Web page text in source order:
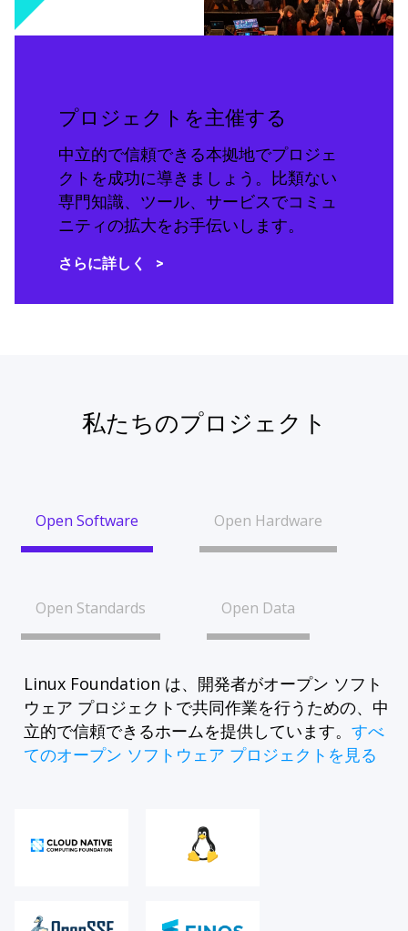
プロジェクトを主催する
中立的で信頼できる本拠地でプロジェ
クトを成功に導きましょう。比類ない
専門知識、ツール、サービスでコミュ
ニティの拡大をお手伝いします。
さらに詳しく
私たちのプロジェクト
Open Software Open Hardware
Open Standards Open Data
Linux Foundation は、開発者がオープン ソフト
ウェア プロジェクトで共同作業を行うための、中
立的で信頼できるホームを提供しています。 すべ
てのオープン ソフトウェア プロジェクトを見る